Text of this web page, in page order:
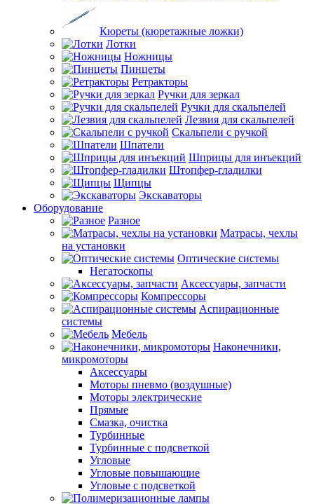
Кюреты (кюретажные ложки)
Лотки
Ножницы
Пинцеты
Ретракторы
Ручки для зеркал
Ручки для скальпелей
Лезвия для скальпелей
Скальпели с ручкой
Шпатели
Шприцы для инъекций
Штопфер-гладилки
Щипцы
Экскаваторы
Оборудование
Разное
Матрасы, чехлы
на установки
Оптические системы
Негатоскопы
Аксессуары, запчасти
Компрессоры
Аспирационные
системы
Мебель
Наконечники,
микромоторы
Аксессуары
Моторы пневмо (воздушные)
Моторы электрические
Прямые
Смазка, очистка
Турбинные
Турбинные с подсветкой
Угловые
Угловые повышающие
Угловые с подсветкой